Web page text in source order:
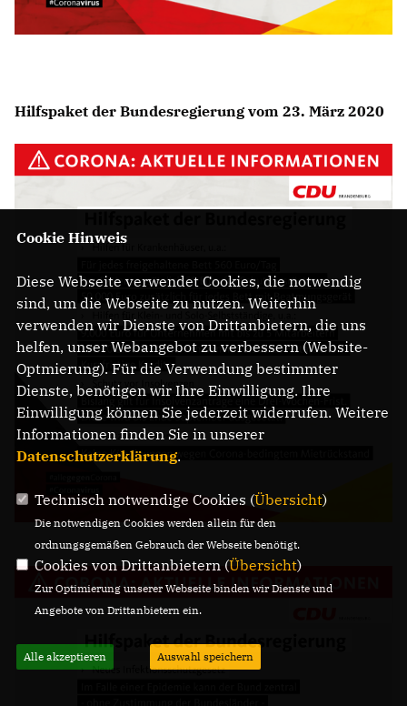
Hilfspaket der Bundesregierung vom 23. März 2020
Cookie Hinweis
Diese Webseite verwendet Cookies, die notwendig
sind, um die Webseite zu nutzen. Weiterhin
verwenden wir Dienste von Drittanbietern, die uns
helfen, unser Webangebot zu verbessern (Website-
Optmierung). Für die Verwendung bestimmter
Dienste, benötigen wir Ihre Einwilligung. Ihre
Einwilligung können Sie jederzeit widerrufen. Weitere
Informationen finden Sie in unserer
Datenschutzerklärung.
Technisch notwendige Cookies (Übersicht)
Die notwendigen Cookies werden allein für den
ordnungsgemäßen Gebrauch der Webseite benötigt.
Cookies von Drittanbietern (Übersicht)
Zur Optimierung unserer Webseite binden wir Dienste und
Angebote von Drittanbietern ein.
Alle akzeptieren Auswahl speichern